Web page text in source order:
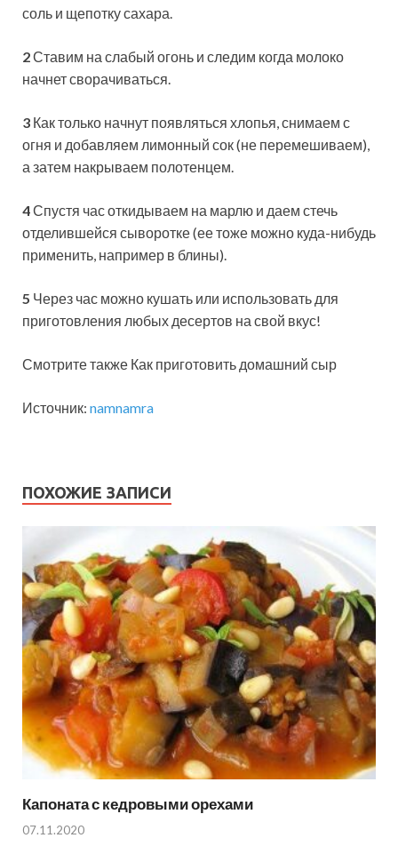
соль и щепотку сахара.
2Ставим на слабый огонь и следим когда молоко
начнет сворачиваться.
3 Как только начнут появляться хлопья, снимаем с
огня и добавляем лимонный сок (не перемешиваем),
а затем накрываем полотенцем.
4Спустя час откидываем на марлю и даем стечь
отделившейся сыворотке (ее тоже можно куда-нибудь
применить, например в блины).
5 Через час можно кушать или использовать для
приготовления любых десертов на свой вкус!
Смотрите также Как приготовить домашний сыр
Источник: namnamra
ПОХОЖИЕ ЗАПИСИ
Капоната с кедровыми орехами
07.11.2020